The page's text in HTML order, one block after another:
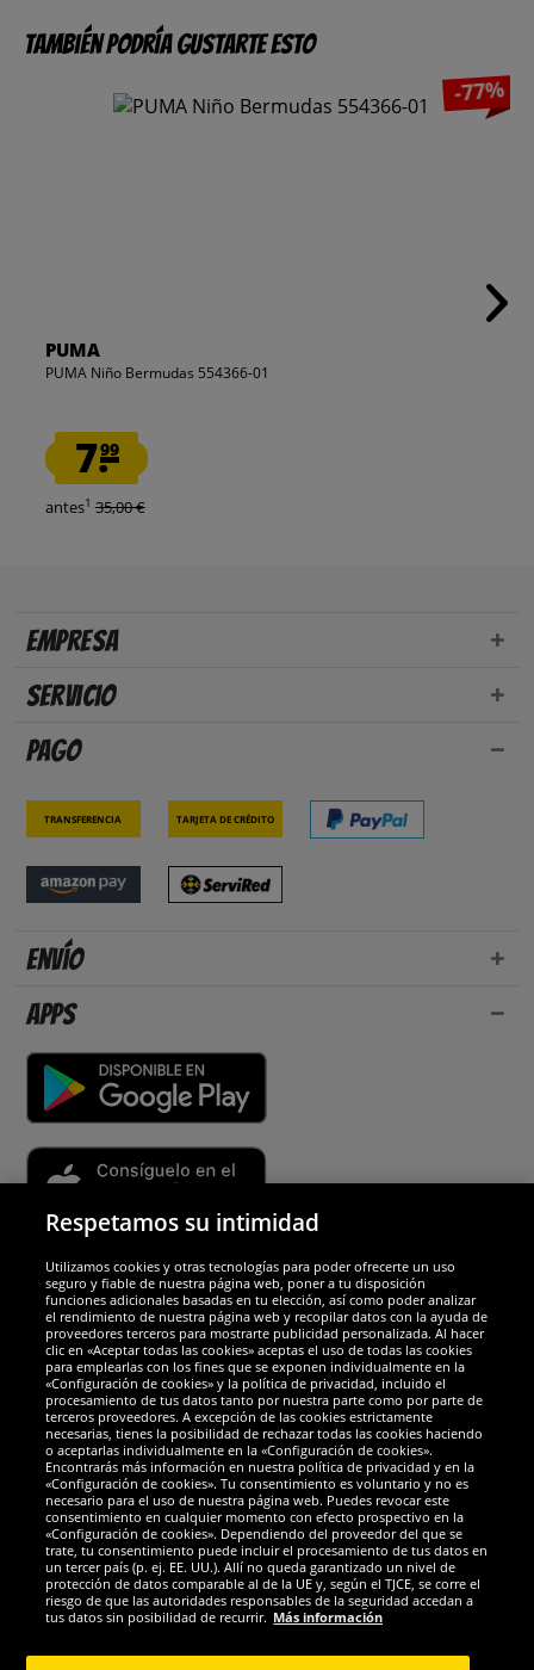
También podría gustarte esto
-77%
PUMA
PUMA Niño Bermudas 554366-01
7.99
antes1 35,00 €
Empresa
Servicio
Pago
Transferencia Tarjeta de crédito
Envío
Apps
Socios y seguridad
Galardones
Redes sociales
Respetamos su intimidad
Utilizamos cookies y otras tecnologías para poder ofrecerte un uso
seguro y fiable de nuestra página web, poner a tu disposición
funciones adicionales basadas en tu elección, así como poder analizar
el rendimiento de nuestra página web y recopilar datos con la ayuda de
proveedores terceros para mostrarte publicidad personalizada. Al hacer
clic en «Aceptar todas las cookies» aceptas el uso de todas las cookies
para emplearlas con los fines que se exponen individualmente en la
«Configuración de cookies» y la política de privacidad, incluido el
procesamiento de tus datos tanto por nuestra parte como por parte de
terceros proveedores. A excepción de las cookies estrictamente
necesarias, tienes la posibilidad de rechazar todas las cookies haciendo
o aceptarlas individualmente en la «Configuración de cookies».
Encontrarás más información en nuestra política de privacidad y en la
«Configuración de cookies». Tu consentimiento es voluntario y no es
necesario para el uso de nuestra página web. Puedes revocar este
consentimiento en cualquier momento con efecto prospectivo en la
«Configuración de cookies». Dependiendo del proveedor del que se
trate, tu consentimiento puede incluir el procesamiento de tus datos en
un tercer país (p. ej. EE. UU.). Allí no queda garantizado un nivel de
protección de datos comparable al de la UE y, según el TJCE, se corre el
riesgo de que las autoridades responsables de la seguridad accedan a
tus datos sin posibilidad de recurrir. Más información